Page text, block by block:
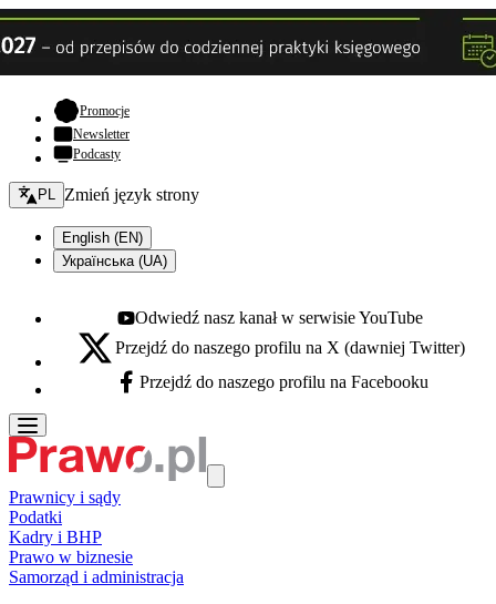
Promocje- otwiera się w nowej karcie
Newsletter
Podcasty
Zmień język - bieżący:
PL Zmień język strony
English (EN)
Українська (UA)
Youtube - otwiera się w nowej karcie
Odwiedź nasz kanał w serwisie YouTube
X - otwiera się w nowej karcie
Przejdź do naszego profilu na X (dawniej Twitter)
Facebook - otwiera się w nowej karcie
Przejdź do naszego profilu na Facebooku
Prawnicy i sądy
Podatki
Kadry i BHP
Prawo w biznesie
Samorząd i administracja